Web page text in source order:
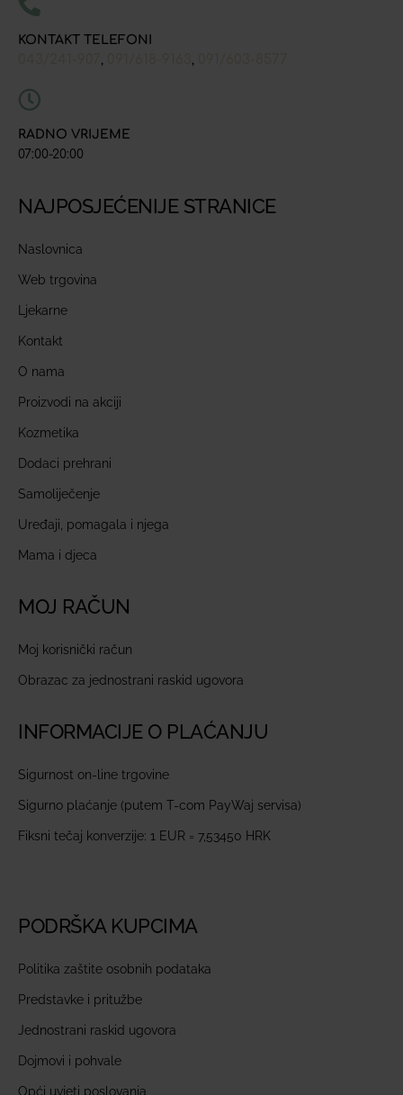
KONTAKT TELEFONI
RADNO VRIJEME
07:00-20:00
NAJPOSJEĆENIJE STRANICE
Naslovnica
Web trgovina
Ljekarne
Kontakt
O nama
Proizvodi na akciji
Kozmetika
Dodaci prehrani
Samoliječenje
Uređaji, pomagala i njega
Mama i djeca
MOJ RAČUN
Moj korisnički račun
Obrazac za jednostrani raskid ugovora
INFORMACIJE O PLAĆANJU
Sigurnost on-line trgovine
Sigurno plaćanje (putem T-com PayWaj servisa)
Fiksni tečaj konverzije: 1 EUR = 7,53450 HRK
PODRŠKA KUPCIMA
Politika zaštite osobnih podataka
Predstavke i pritužbe
Jednostrani raskid ugovora
Dojmovi i pohvale
Opći uvjeti poslovanja